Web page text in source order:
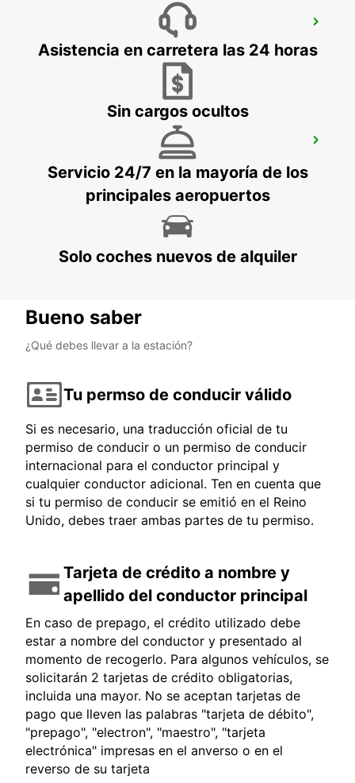
MALLORCA PALMA GABRIEL ROCA
PALMA DE MALLORCA - SPAIN
MALLORCA PAGUERA
Asistencia en carretera las 24 horas
Sin cargos ocultos
Servicio 24/7 en la mayoría de los
principales aeropuertos
Solo coches nuevos de alquiler
Bueno saber
¿Qué debes llevar a la estación?
Tu permso de conducir válido
Si es necesario, una traducción oficial de tu
permiso de conducir o un permiso de conducir
internacional para el conductor principal y
cualquier conductor adicional. Ten en cuenta que
si tu permiso de conducir se emitió en el Reino
Unido, debes traer ambas partes de tu permiso.
Tarjeta de crédito a nombre y
apellido del conductor principal
En caso de prepago, el crédito utilizado debe
estar a nombre del conductor y presentado al
momento de recogerlo. Para algunos vehículos, se
solicitarán 2 tarjetas de crédito obligatorias,
incluida una mayor. No se aceptan tarjetas de
pago que lleven las palabras "tarjeta de débito",
"prepago", "electron", "maestro", "tarjeta
electrónica" impresas en el anverso o en el
reverso de su tarjeta